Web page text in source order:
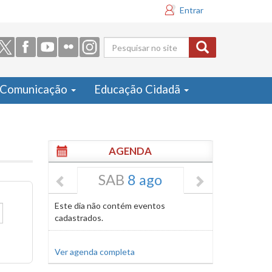
Entrar
Formulário
de busca
Comunicação Educação Cidadã
AGENDA
SAB 8 ago
Este dia não contém eventos
cadastrados.
Ver agenda completa